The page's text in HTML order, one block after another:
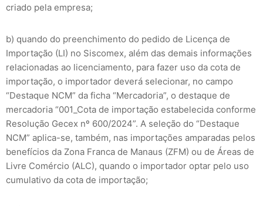
criado pela empresa;
b) quando do preenchimento do pedido de Licença de
Importação (LI) no Siscomex, além das demais informações
relacionadas ao licenciamento, para fazer uso da cota de
importação, o importador deverá selecionar, no campo
“Destaque NCM” da ficha “Mercadoria”, o destaque de
mercadoria “001_Cota de importação estabelecida conforme
Resolução Gecex nº 600/2024”. A seleção do “Destaque
NCM” aplica-se, também, nas importações amparadas pelos
benefícios da Zona Franca de Manaus (ZFM) ou de Áreas de
Livre Comércio (ALC), quando o importador optar pelo uso
cumulativo da cota de importação;